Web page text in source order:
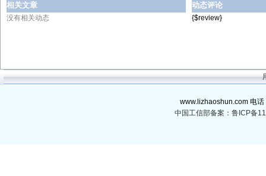
相关文章
没有相关动态
动态评论
{$review}
www.lizhaoshun.com 电
中国工信部备案：鲁ICP备